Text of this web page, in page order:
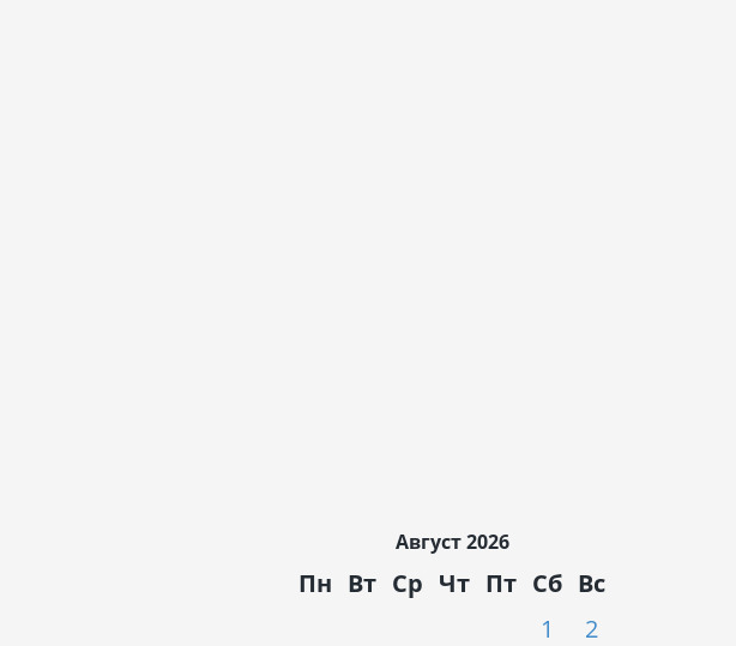
Август 2026
Пн Вт Ср Чт Пт Сб Вс
1
2